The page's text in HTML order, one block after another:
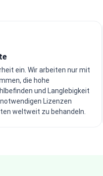
ein. Wir arbeiten nur mit
die hohe
und Langlebigkeit
Lizenzen
weltweit zu behandeln.